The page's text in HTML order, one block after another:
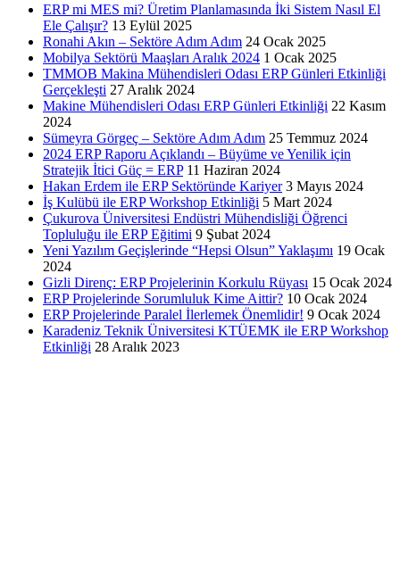
ERP mi MES mi? Üretim Planlamasında İki Sistem Nasıl El
Ele Çalışır? 13 Eylül 2025
Ronahi Akın – Sektöre Adım Adım 24 Ocak 2025
Mobilya Sektörü Maaşları Aralık 2024 1 Ocak 2025
TMMOB Makina Mühendisleri Odası ERP Günleri Etkinliği
Gerçekleşti 27 Aralık 2024
Makine Mühendisleri Odası ERP Günleri Etkinliği 22 Kasım
2024
Sümeyra Görgeç – Sektöre Adım Adım 25 Temmuz 2024
2024 ERP Raporu Açıklandı – Büyüme ve Yenilik için
Stratejik İtici Güç = ERP 11 Haziran 2024
Hakan Erdem ile ERP Sektöründe Kariyer 3 Mayıs 2024
İş Kulübü ile ERP Workshop Etkinliği 5 Mart 2024
Çukurova Üniversitesi Endüstri Mühendisliği Öğrenci
Topluluğu ile ERP Eğitimi 9 Şubat 2024
Yeni Yazılım Geçişlerinde “Hepsi Olsun” Yaklaşımı 19 Ocak
2024
Gizli Direnç: ERP Projelerinin Korkulu Rüyası 15 Ocak 2024
ERP Projelerinde Sorumluluk Kime Aittir? 10 Ocak 2024
ERP Projelerinde Paralel İlerlemek Önemlidir! 9 Ocak 2024
Karadeniz Teknik Üniversitesi KTÜEMK ile ERP Workshop
Etkinliği 28 Aralık 2023